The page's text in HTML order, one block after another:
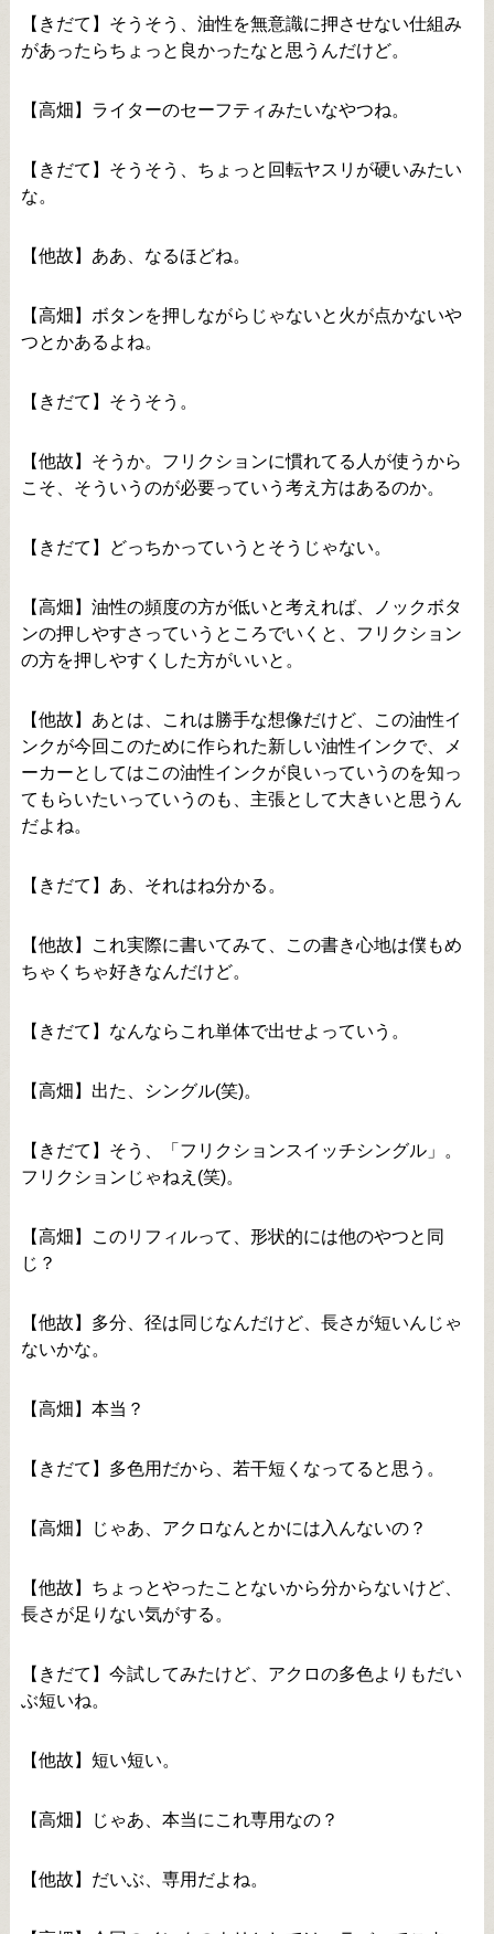
【きだて】そうそう、油性を無意識に押させない仕組み
があったらちょっと良かったなと思うんだけど。
【高畑】ライターのセーフティみたいなやつね。
【きだて】そうそう、ちょっと回転ヤスリが硬いみたい
な。
【他故】ああ、なるほどね。
【高畑】ボタンを押しながらじゃないと火が点かないや
つとかあるよね。
【きだて】そうそう。
【他故】そうか。フリクションに慣れてる人が使うから
こそ、そういうのが必要っていう考え方はあるのか。
【きだて】どっちかっていうとそうじゃない。
【高畑】油性の頻度の方が低いと考えれば、ノックボタ
ンの押しやすさっていうところでいくと、フリクション
の方を押しやすくした方がいいと。
【他故】あとは、これは勝手な想像だけど、この油性イ
ンクが今回このために作られた新しい油性インクで、メ
ーカーとしてはこの油性インクが良いっていうのを知っ
てもらいたいっていうのも、主張として大きいと思うん
だよね。
【きだて】あ、それはね分かる。
【他故】これ実際に書いてみて、この書き心地は僕もめ
ちゃくちゃ好きなんだけど。
【きだて】なんならこれ単体で出せよっていう。
【高畑】出た、シングル(笑)。
【きだて】そう、「フリクションスイッチシングル」。
フリクションじゃねえ(笑)。
【高畑】このリフィルって、形状的には他のやつと同
じ？
【他故】多分、径は同じなんだけど、長さが短いんじゃ
ないかな。
【高畑】本当？
【きだて】多色用だから、若干短くなってると思う。
【高畑】じゃあ、アクロなんとかには入んないの？
【他故】ちょっとやったことないから分からないけど、
長さが足りない気がする。
【きだて】今試してみたけど、アクロの多色よりもだい
ぶ短いね。
【他故】短い短い。
【高畑】じゃあ、本当にこれ専用なの？
【他故】だいぶ、専用だよね。